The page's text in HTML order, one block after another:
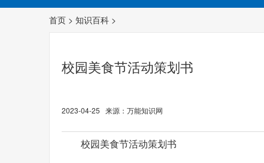
首页 > 知识百科 >
校园美食节活动策划书
2023-04-25 来源：万能知识网
校园美食节活动策划书